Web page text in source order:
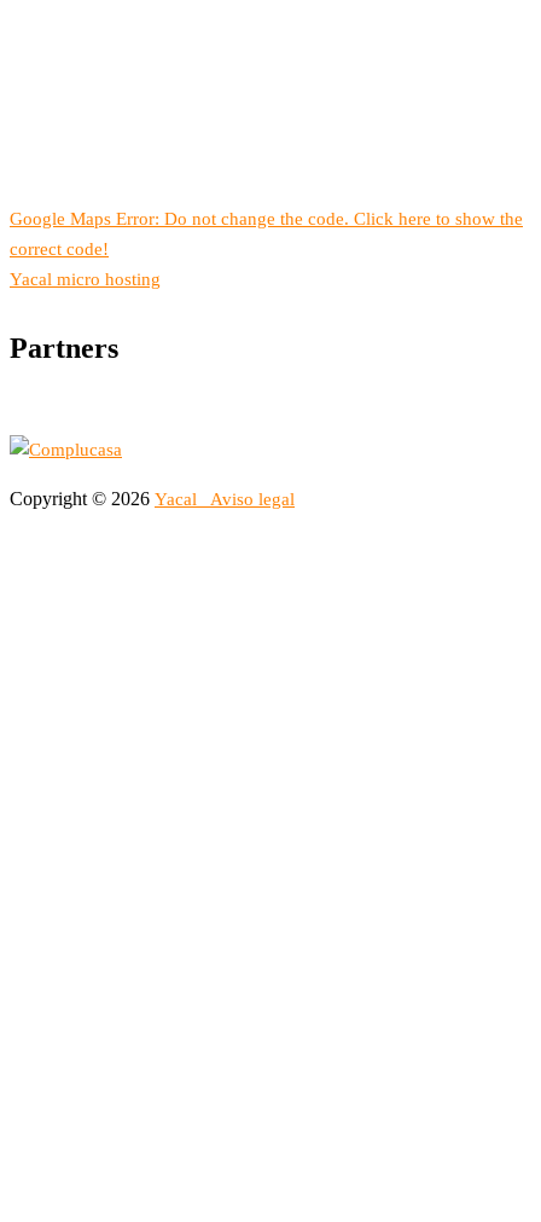
Google Maps Error: Do not change the code. Click here to show the
correct code!
Yacal micro hosting
Partners
Copyright © 2026 Yacal Aviso legal